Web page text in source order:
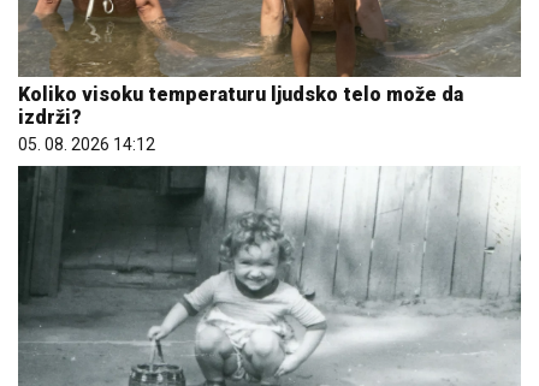
Koliko visoku temperaturu ljudsko telo može da
izdrži?
05. 08. 2026 14:12